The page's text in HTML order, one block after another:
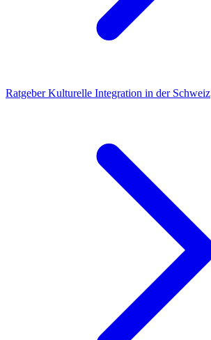
RatgeberKulturelle Integration in der Schweiz